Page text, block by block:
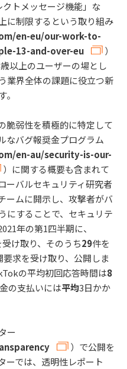
クトメッセージ機能」な
に制限するという取り組み
en-eu/our-work-to-
13-and-over-eu
）
以上のユーザーの場とし
業界全体の課題に役立つ新
脆弱性を積極的に特定して
なバグ報奨金プログラム
en-au/security-is-our-
）に関する概要も含まれて
ーバルセキュリティ研究者
ームに開示し、攻撃者がバ
にすることで、セキュリテ
年の第1四半期に、
け取り、そのうち29件を
要求を受け取り、公開しま
の平均初回応答時間は8
の支払いには平均3日かか
ー
）で公開を
ーでは、透明性レポート